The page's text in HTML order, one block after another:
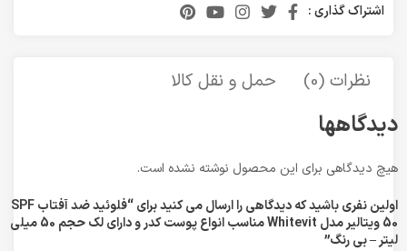
اشتراک گذاری :
نظرات (0) حمل و نقل کالا
دیدگاهها
هیچ دیدگاهی برای این محصول نوشته نشده است.
اولین نفری باشید که دیدگاهی را ارسال می کنید برای “فلوئید ضد آفتاب SPF
50 ویتالیر مدل Whitevit مناسب انواع پوست کدر و دارای لک حجم 50 میلی
لیتر – بی رنگ”